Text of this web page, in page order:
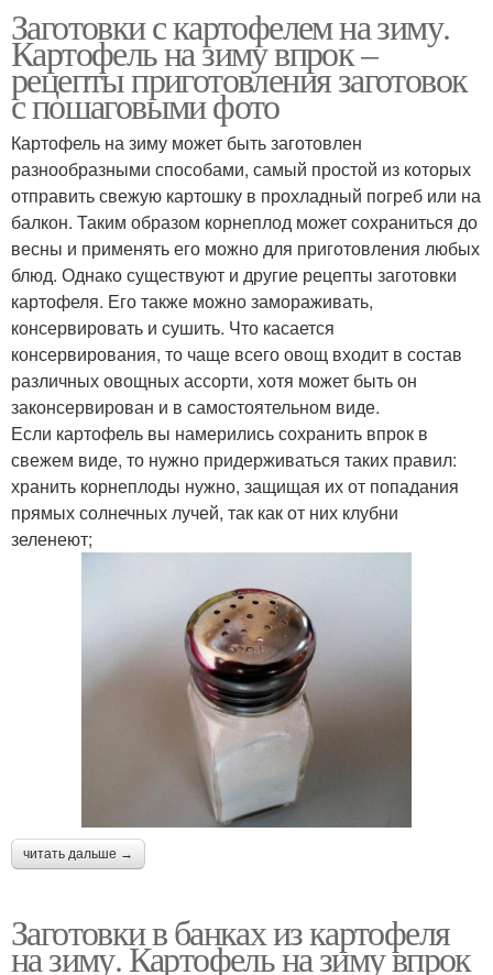
Заготовки с картофелем на зиму.
Картофель на зиму впрок –
рецепты приготовления заготовок
с пошаговыми фото
Картофель на зиму может быть заготовлен
разнообразными способами, самый простой из которых
отправить свежую картошку в прохладный погреб или на
балкон. Таким образом корнеплод может сохраниться до
весны и применять его можно для приготовления любых
блюд. Однако существуют и другие рецепты заготовки
картофеля. Его также можно замораживать,
консервировать и сушить. Что касается
консервирования, то чаще всего овощ входит в состав
различных овощных ассорти, хотя может быть он
законсервирован и в самостоятельном виде.
Если картофель вы намерились сохранить впрок в
свежем виде, то нужно придерживаться таких правил:
хранить корнеплоды нужно, защищая их от попадания
прямых солнечных лучей, так как от них клубни
зеленеют;
читать дальше →
Заготовки в банках из картофеля
на зиму. Картофель на зиму впрок